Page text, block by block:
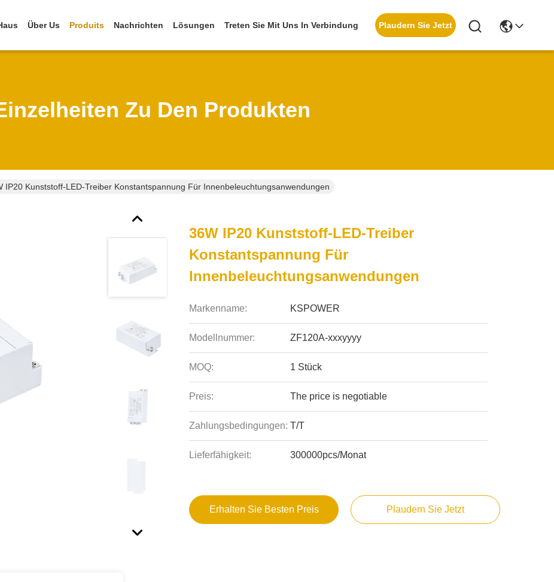
Über Us Produits Nachrichten Lösungen Treten Sie Mit Uns In Verbindung Plaudern Sie Jetzt
Zu Den Produkten
IP20 Kunststoff-LED-Treiber Konstantspannung Für Innenbeleuchtungsanwendungen
36W IP20 Kunststoff-LED-Treiber
Konstantspannung Für
Innenbeleuchtungsanwendungen
Markenname: KSPOWER
Modellnummer: ZF120A-xxxyyyy
MOQ: 1 Stück
Preis: The price is negotiable
Zahlungsbedingungen: T/T
Lieferfähigkeit: 300000pcs/Monat
Erhalten Sie Besten Preis Plaudern Sie Jetzt